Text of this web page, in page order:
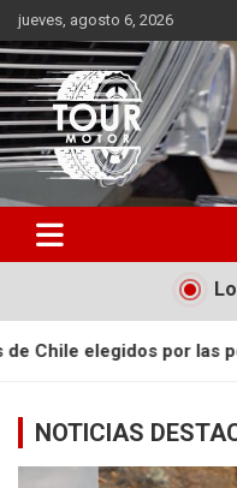
Saltar
al
contenido
jueves, agosto 6, 2026
Tour Motor
Plataforma de contenido
personas Honda
NOTICIAS